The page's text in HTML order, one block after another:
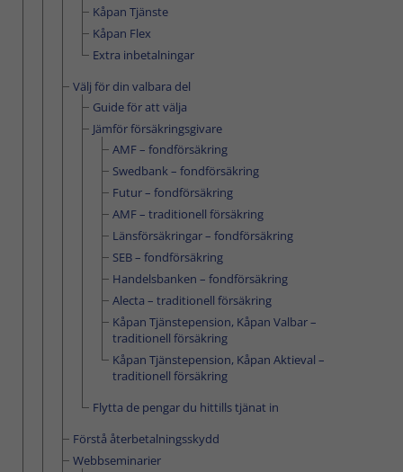
Kåpan Tjänste
Kåpan Flex
Extra inbetalningar
Välj för din valbara del
Guide för att välja
Jämför försäkringsgivare
AMF – fondförsäkring
Swedbank – fondförsäkring
Futur – fondförsäkring
AMF – traditionell försäkring
Länsförsäkringar – fondförsäkring
SEB – fondförsäkring
Handelsbanken – fondförsäkring
Alecta – traditionell försäkring
Kåpan Tjänstepension, Kåpan Valbar –
traditionell försäkring
Kåpan Tjänstepension, Kåpan Aktieval –
traditionell försäkring
Flytta de pengar du hittills tjänat in
Förstå återbetalningsskydd
Webbseminarier